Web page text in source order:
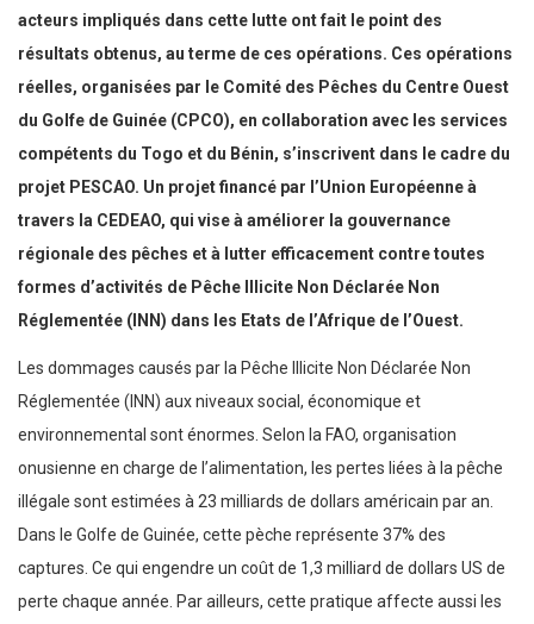
acteurs impliqués dans cette lutte ont fait le point des
résultats obtenus, au terme de ces opérations. Ces opérations
réelles, organisées par le Comité des Pêches du Centre Ouest
du Golfe de Guinée (CPCO), en collaboration avec les services
compétents du Togo et du Bénin, s’inscrivent dans le cadre du
projet PESCAO. Un projet financé par l’Union Européenne à
travers la CEDEAO, qui vise à améliorer la gouvernance
régionale des pêches et à lutter efficacement contre toutes
formes d’activités de Pêche Illicite Non Déclarée Non
Réglementée (INN) dans les Etats de l’Afrique de l’Ouest.
Les dommages causés par la Pêche Illicite Non Déclarée Non
Réglementée (INN) aux niveaux social, économique et
environnemental sont énormes. Selon la FAO, organisation
onusienne en charge de l’alimentation, les pertes liées à la pêche
illégale sont estimées à 23 milliards de dollars américain par an.
Dans le Golfe de Guinée, cette pèche représente 37% des
captures. Ce qui engendre un coût de 1,3 milliard de dollars US de
perte chaque année. Par ailleurs, cette pratique affecte aussi les